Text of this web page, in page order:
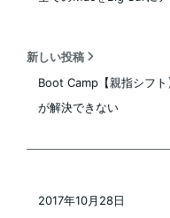
新しい投稿
Boot Camp【親指シフ
が解決できない
2017年10月28日